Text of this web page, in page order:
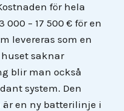
för hela
– 17 500 € för en
levereras som en
saknar
blir man också
system. Den
en ny batterilinje i